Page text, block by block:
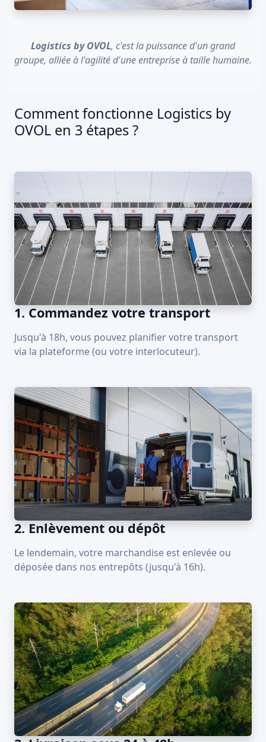
Logistics by OVOL, c'est la puissance d'un grand
groupe, alliée à l'agilité d'une entreprise à taille humaine.
Comment fonctionne Logistics by
OVOL en 3 étapes ?
1. Commandez votre transport
Jusqu'à 18h, vous pouvez planifier votre transport
via la plateforme (ou votre interlocuteur).
2. Enlèvement ou dépôt
Le lendemain, votre marchandise est enlevée ou
déposée dans nos entrepôts (jusqu'à 16h).